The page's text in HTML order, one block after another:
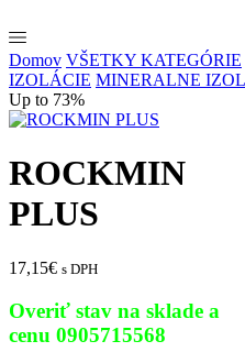
Domov VŠETKY KATEGÓRIE
IZOLÁCIE MINERALNE
Up to 73%
ROCKMIN
PLUS
17,15€ s DPH
Overiť stav na sklade a
cenu 0905715568